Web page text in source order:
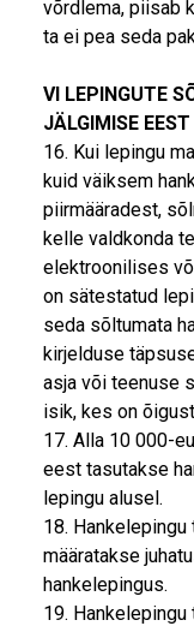
võrdlema, piisab
ta ei pea seda
VI LEPINGUTE
JÄLGIMISE
16. Kui lepingu
kuid väiksem
piirmääradest,
kelle valdkonda
elektroonilises
on sätestatud
seda sõltumata
kirjelduse
asja või teenuse
isik, kes on
17. Alla 10 000-
eest tasutakse
lepingu alusel.
18.
määratakse
hankelepingus.
19.